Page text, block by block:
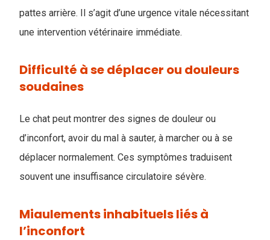
pattes arrière. Il s’agit d’une urgence vitale nécessitant
une intervention vétérinaire immédiate.
Difficulté à se déplacer ou douleurs
soudaines
Le chat peut montrer des signes de douleur ou
d’inconfort, avoir du mal à sauter, à marcher ou à se
déplacer normalement. Ces symptômes traduisent
souvent une insuffisance circulatoire sévère.
Miaulements inhabituels liés à
l’inconfort